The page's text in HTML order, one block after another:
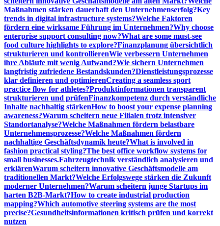
Maßnahmen stärken dauerhaft den Unternehmenserfolg?Key
trends in digital infrastructure systems?Welche Faktoren
fördern eine wirksame Führung im Unternehmen?Why choose
enterprise support consulting now?What are some must-see
food culture highlights to explore?Finanzplanung übersichtlich
strukturieren und kontrollierenWie verbessern Unternehmen
ihre Abläufe mit wenig Aufwand?Wie sichern Unternehmen
langfristig zufriedene Bestandskunden?Dienstleistungsprozesse
klar definieren und optimierenCreating a seamless sport
practice flow for athletes?Produktinformationen transparent
strukturieren und prüfenFinanzkompetenz durch verständliche
Inhalte nachhaltig stärkenHow to boost your expense planning
awareness?Warum scheitern neue Filialen trotz intensiver
Standortanalyse?Welche Maßnahmen fördern belastbare
Unternehmensprozesse?Welche Maßnahmen fördern
nachhaltige Geschäftsdynamik heute?What is involved in
fashion practical styling?The best office workflow systems for
small businesses.Fahrzeugtechnik verständlich analysieren und
erklärenWarum scheitern innovative Geschäftsmodelle am
traditionellen Markt?Welche Erfolgswege stärken die Zukunft
moderner Unternehmen?Warum scheitern junge Startups im
harten B2B-Markt?How to create industrial production
mapping?Which automotive steering systems are the most
precise?Gesundheitsinformationen kritisch prüfen und korrekt
nutzen